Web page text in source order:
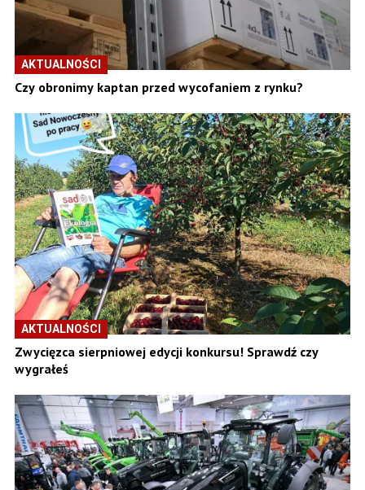
AKTUALNOŚCI
Czy obronimy kaptan przed wycofaniem z rynku?
AKTUALNOŚCI
Zwycięzca sierpniowej edycji konkursu! Sprawdź czy
wygrałeś